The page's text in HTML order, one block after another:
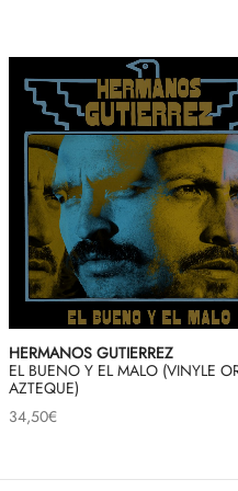
HERMANOS GUTIERREZ
EL BUENO Y EL MALO (VINYLE
AZTEQUE)
34,50€